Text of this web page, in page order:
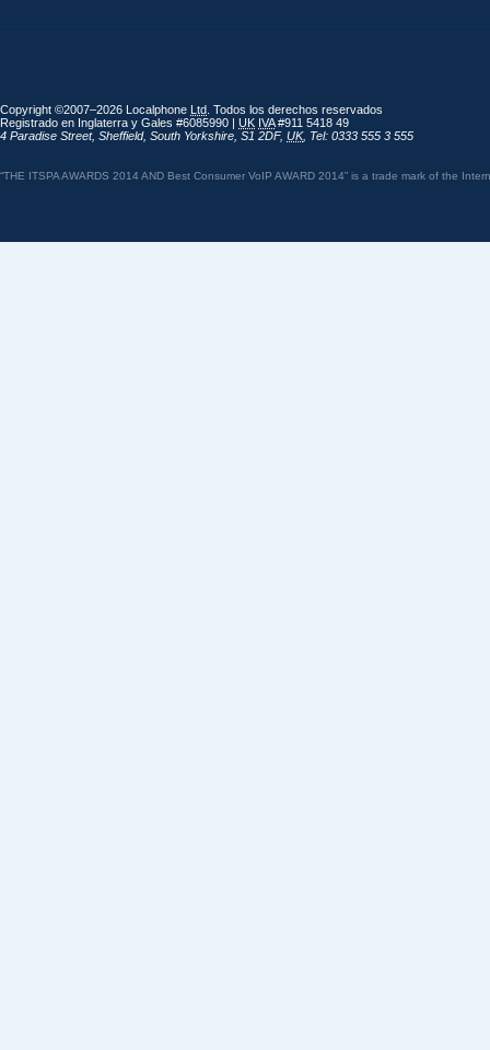
Copyright ©2007–2026 Localphone Ltd . Todos los derechos reservados
Registrado en Inglaterra y Gales #6085990 | UK IVA#911 5418 49
4 Paradise Street, Sheffield, South Yorkshire S1 2DF, UK, Tel: 0333 555 3 555
“THE ITSPA AWARDS 2014 AND Best Consumer VoIP AWARD 2014” is a trade mark of the